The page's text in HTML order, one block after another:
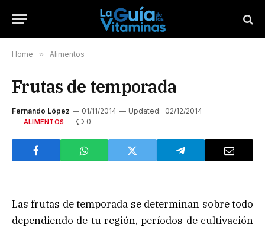
Home » Alimentos
Frutas de temporada
Fernando López 01/11/2014 Updated: 02/12/2014
ALIMENTOS 0
Las frutas de temporada se determinan sobre todo
dependiendo de tu región, períodos de cultivación